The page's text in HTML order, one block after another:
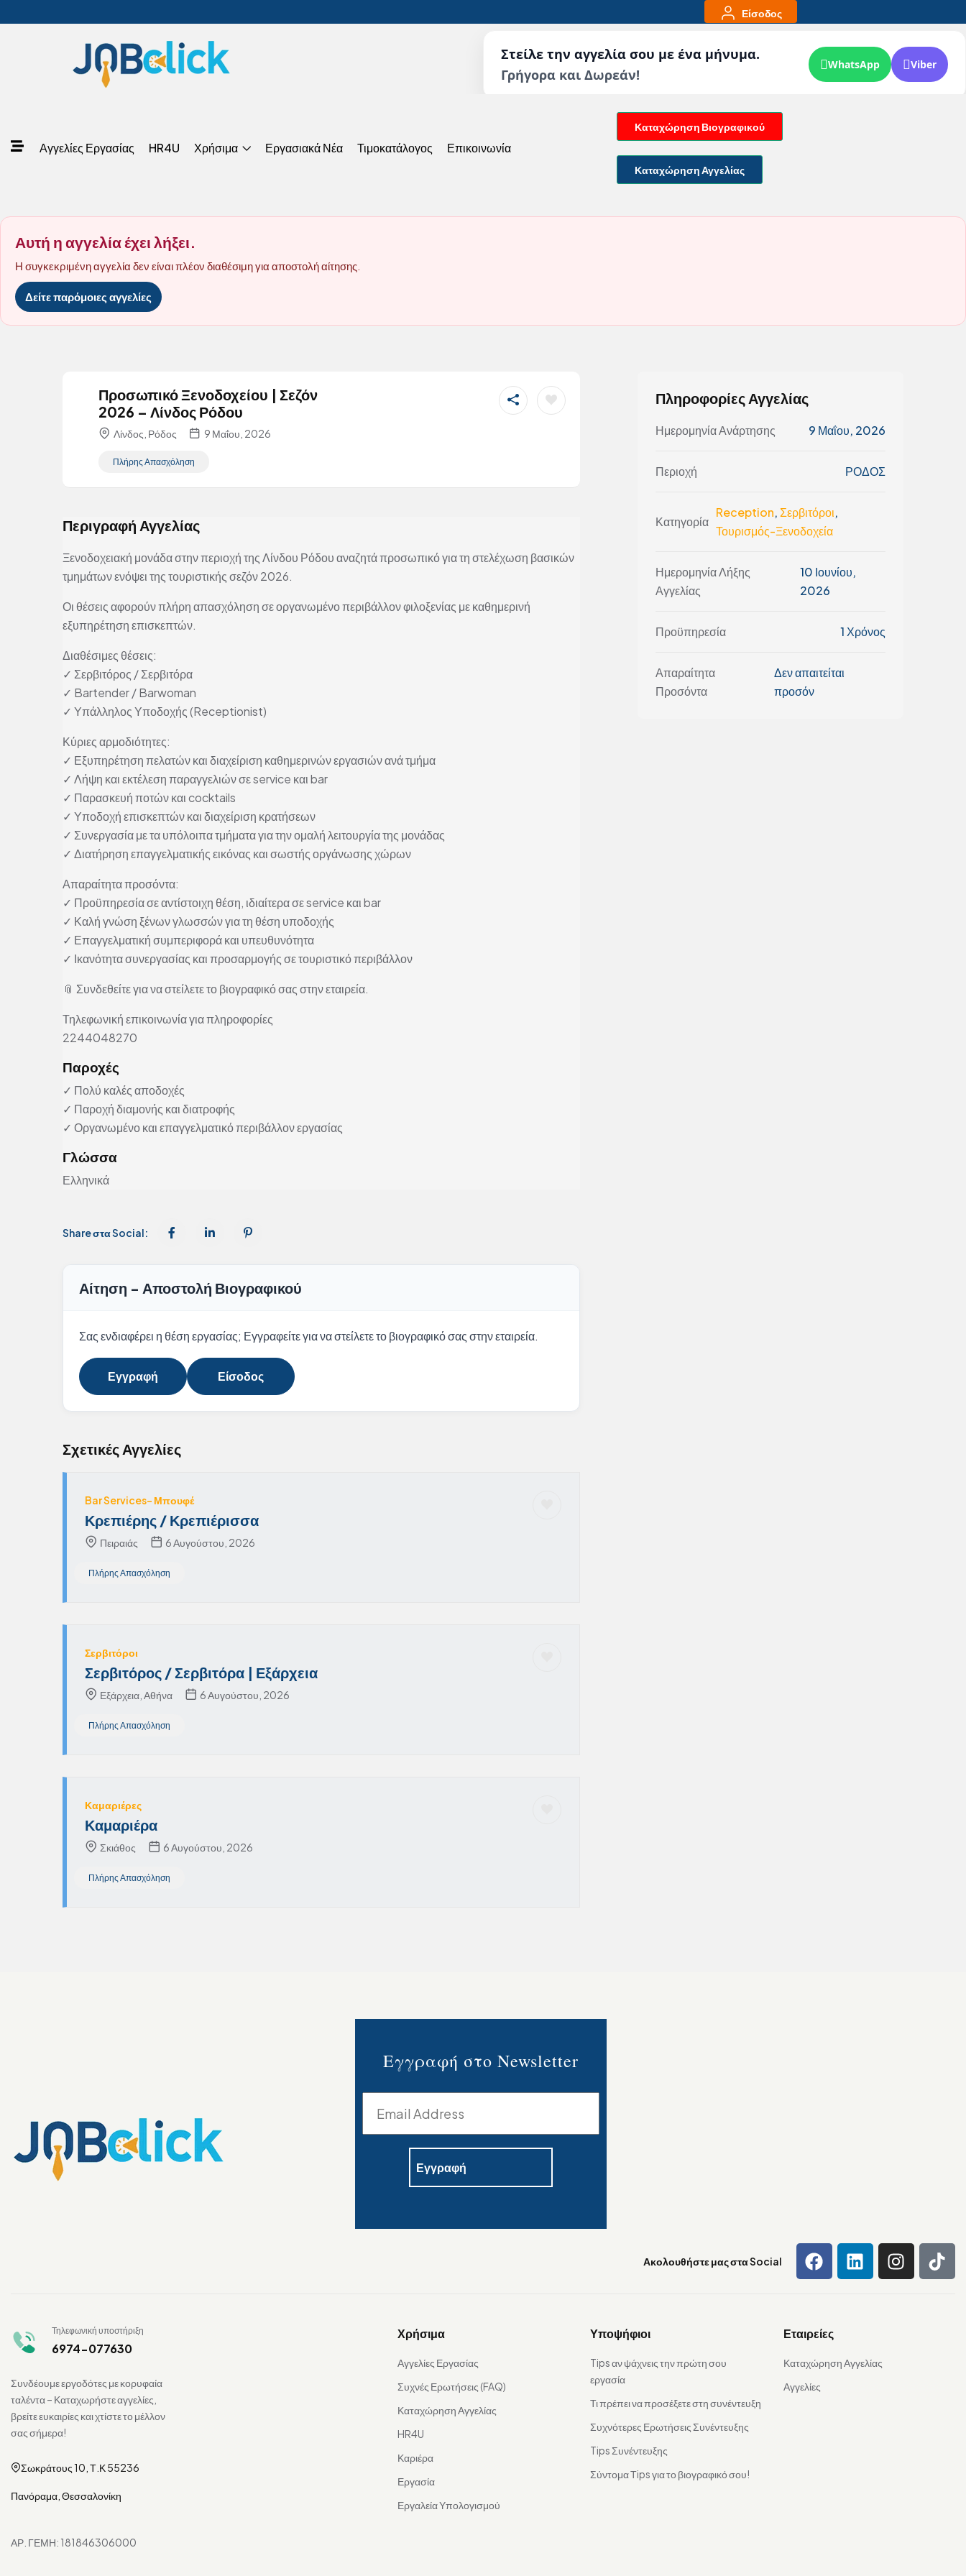
Είσοδος
Στείλε την αγγελία σου με ένα μήνυμα.
Γρήγορα και Δωρεάν!
WhatsApp Viber
Αγγελίες Εργασίας HR4U Χρήσιμα Εργασιακά Νέα Τιμοκατάλογος Επικοινωνία
Καταχώρηση Βιογραφικού
Καταχώρηση Αγγελίας
Αυτή η αγγελία έχει λήξει.
Η συγκεκριμένη αγγελία δεν είναι πλέον διαθέσιμη για αποστολή αίτησης.
Δείτε παρόμοιες αγγελίες
Προσωπικό Ξενοδοχείου | Σεζόν
2026 – Λίνδος Ρόδου
Λίνδος, Ρόδος 9 Μαΐου, 2026
Πλήρης Απασχόληση
Περιγραφή Αγγελίας
Ξενοδοχειακή μονάδα στην περιοχή της Λίνδου Ρόδου αναζητά προσωπικό για τη στελέχωση βασικών
τμημάτων ενόψει της τουριστικής σεζόν 2026.
Οι θέσεις αφορούν πλήρη απασχόληση σε οργανωμένο περιβάλλον φιλοξενίας με καθημερινή
εξυπηρέτηση επισκεπτών.
Διαθέσιμες θέσεις:
✓ Σερβιτόρος / Σερβιτόρα
✓ Bartender / Barwoman
✓ Υπάλληλος Υποδοχής (Receptionist)
Κύριες αρμοδιότητες:
✓ Εξυπηρέτηση πελατών και διαχείριση καθημερινών εργασιών ανά τμήμα
✓ Λήψη και εκτέλεση παραγγελιών σε service και bar
✓ Παρασκευή ποτών και cocktails
✓ Υποδοχή επισκεπτών και διαχείριση κρατήσεων
✓ Συνεργασία με τα υπόλοιπα τμήματα για την ομαλή λειτουργία της μονάδας
✓ Διατήρηση επαγγελματικής εικόνας και σωστής οργάνωσης χώρων
Απαραίτητα προσόντα:
✓ Προϋπηρεσία σε αντίστοιχη θέση, ιδιαίτερα σε service και bar
✓ Καλή γνώση ξένων γλωσσών για τη θέση υποδοχής
✓ Επαγγελματική συμπεριφορά και υπευθυνότητα
✓ Ικανότητα συνεργασίας και προσαρμογής σε τουριστικό περιβάλλον
📎 Συνδεθείτε για να στείλετε το βιογραφικό σας στην εταιρεία.
Τηλεφωνική επικοινωνία για πληροφορίες
2244048270
Παροχές
✓ Πολύ καλές αποδοχές
✓ Παροχή διαμονής και διατροφής
✓ Οργανωμένο και επαγγελματικό περιβάλλον εργασίας
Γλώσσα
Ελληνικά
Share στα Social:
Αίτηση - Αποστολή Βιογραφικού
Σας ενδιαφέρει η θέση εργασίας; Εγγραφείτε για να στείλετε το βιογραφικό σας στην εταιρεία.
Εγγραφή Είσοδος
Σχετικές Αγγελίες
Bar Services- Μπουφέ
Κρεπιέρης / Κρεπιέρισσα
Πειραιάς 6 Αυγούστου, 2026
Πλήρης Απασχόληση
Σερβιτόροι
Σερβιτόρος / Σερβιτόρα | Εξάρχεια
Εξάρχεια, Αθήνα 6 Αυγούστου, 2026
Πλήρης Απασχόληση
Καμαριέρες
Καμαριέρα
Σκιάθος 6 Αυγούστου, 2026
Πλήρης Απασχόληση
Πληροφορίες Αγγελίας
Ημερομηνία Ανάρτησης 9 Μαΐου, 2026
Περιοχή ΡΟΔΟΣ
Κατηγορία
Reception,Σερβιτόροι,
Τουρισμός-Ξενοδοχεία
Ημερομηνία Λήξης
Αγγελίας
10 Ιουνίου,
2026
Προϋπηρεσία 1 Χρόνος
Απαραίτητα
Προσόντα
Δεν απαιτείται
προσόν
Εγγραφή στο Newsletter
Ακολουθήστε μας στα Social
Τηλεφωνική υποστήριξη
6974-077630
Συνδέουμε εργοδότες με κορυφαία
ταλέντα – Καταχωρήστε αγγελίες,
βρείτε ευκαιρίες και χτίστε το μέλλον
σας σήμερα!
Σωκράτους 10, Τ.Κ 55236
Πανόραμα, Θεσσαλονίκη
ΑΡ. ΓΕΜΗ: 181846306000
Χρήσιμα
Αγγελίες Εργασίας
Συχνές Ερωτήσεις (FAQ)
Καταχώρηση Αγγελίας
HR4U
Καριέρα
Εργασία
Εργαλεία Υπολογισμού
Υποψήφιοι
Tips αν ψάχνεις την πρώτη σου
εργασία
Τι πρέπει να προσέξετε στη συνέντευξη
Συχνότερες Ερωτήσεις Συνέντευξης
Tips Συνέντευξης
Σύντομα Τips για το βιογραφικό σου!
Εταιρείες
Καταχώρηση Αγγελίας
Αγγελίες